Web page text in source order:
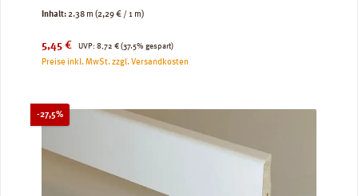
Inhalt:2.38 m (2,29 € / 1 m)
Verkaufspreis:
5,45 € UVP:
Regulärer Preis:
8,72 € (37.5% gespart)
Preise inkl. MwSt. zzgl. Versandkosten
-27,5%Rabatt